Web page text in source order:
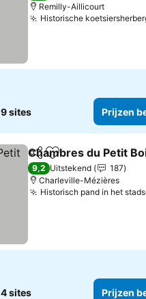
Remilly-Aillicourt
Historische
9 sites Prijzen
DelenToevoegen aan
Chambres du Petit
9,2 Uitstekend
187
Charleville-Mézières
Historisch pand in het
4 sites Prijzen